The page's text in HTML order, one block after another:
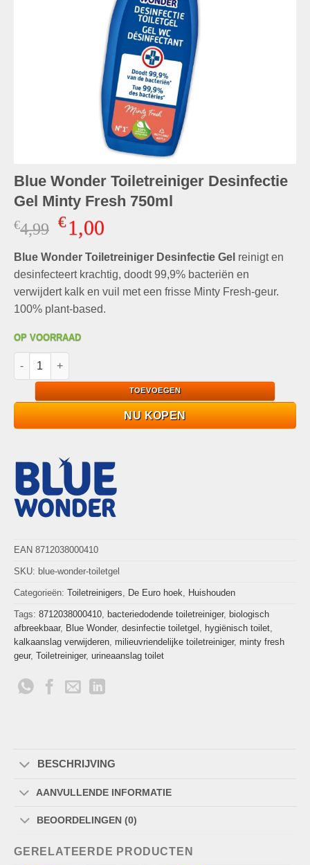
Blue Wonder Toiletreiniger Desinfectie
Gel Minty Fresh 750ml
€4,99 Oorspronkelijke
prijs
was:
€4,99.
€1,00Huidige
is:
€1,00.
Blue Wonder Toiletreiniger Desinfectie Gel reinigt en
desinfecteert krachtig, doodt 99,9% bacteriën en
verwijdert kalk en vuil met een frisse Minty Fresh-geur.
100% plant-based.
OP VOORRAAD
Blue Wonder Toiletreiniger Desinfectie Gel Minty Fresh 750ml
TOEVOEGEN
NU KOPEN
EAN 8712038000410
SKU: blue-wonder-toiletgel
Categorieën: Toiletreinigers, De Euro hoek, Huishouden
Tags: 8712038000410, bacteriedodende toiletreiniger, biologisch
afbreekbaar, Blue Wonder, desinfectie toiletgel , hygiënisch toilet,
kalkaanslag verwijderen, milieuvriendelijke toiletreiniger, minty fresh
geur, Toiletreiniger, urineaanslag toilet
BESCHRIJVING
AANVULLENDE INFORMATIE
BEOORDELINGEN (0)
GERELATEERDE PRODUCTEN